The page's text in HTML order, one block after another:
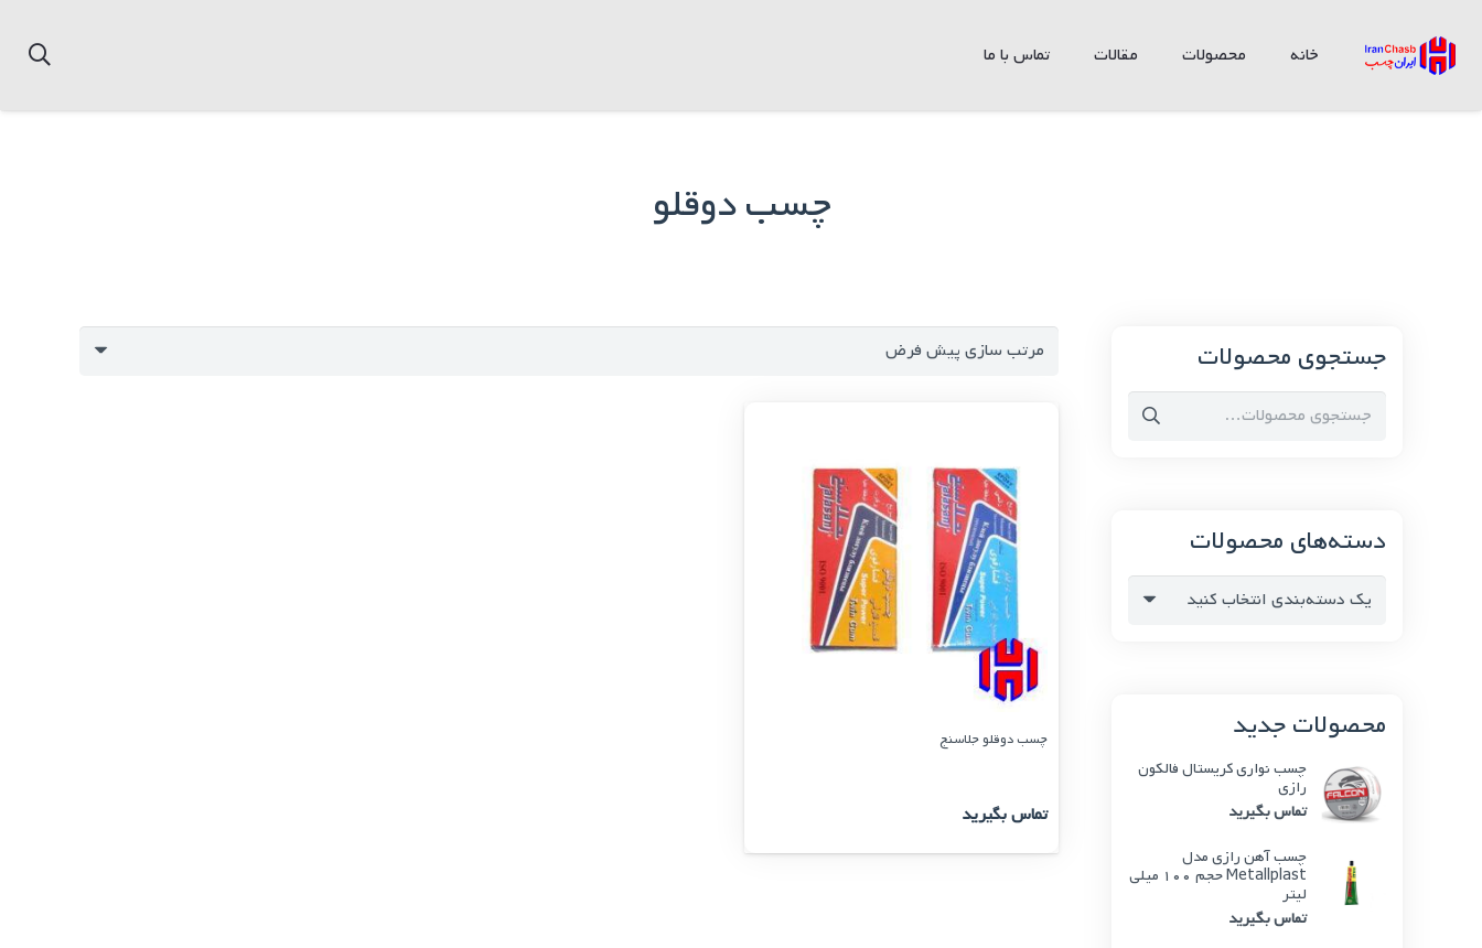
خانه محصولات مقالات تماس با ما
چسب دوقلو
جستجوی محصولات
جستجو
دسته‌های محصولات
یک دسته‌بندی انتخاب کنید
محصولات جدید
چسب نواری کریستال فالکون
رازی
تماس بگیرید
چسب آهن رازی مدل
Metallplast حجم 100 میلی
لیتر
تماس بگیرید
چسب دوقلو جلاسنج
تماس بگیرید